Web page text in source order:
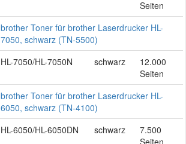
Seiten
brother Toner für brother Laserdrucker HL-
7050, schwarz (TN-5500)
HL-7050/HL-7050N
schwarz
12.000
Seiten
brother Toner für brother Laserdrucker HL-
6050, schwarz (TN-4100)
HL-6050/HL-6050DN
schwarz
7.500
Seiten